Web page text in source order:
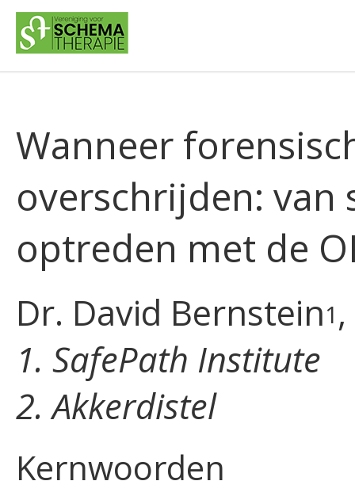
Wanneer
overschrijden:
optreden met de
Dr. David Bernstein1
1. SafePath Institute
2. Akkerdistel
Kernwoorden